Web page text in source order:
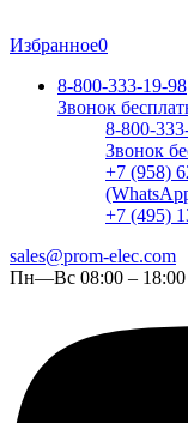
Избранное0
8-800-333-19-98
Звонок
8-800-
Звонок
+7 (958)
+7 (495)
sales@prom-elec.com
Пн—Вс 08:00 – 18:00